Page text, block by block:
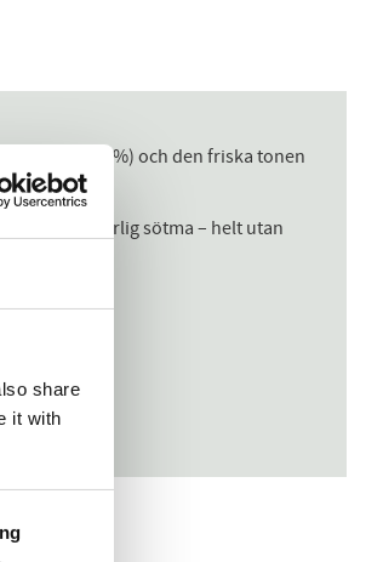
share
it with
(0,7%) och den friska tonen
och naturlig sötma – helt utan